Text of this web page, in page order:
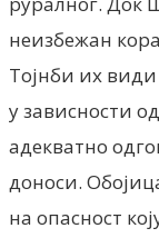
неизбежан
Тојнби их
у зависности
адекватно
доноси.
на опасност